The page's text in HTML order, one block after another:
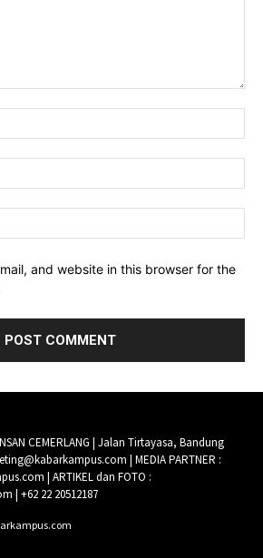
and website in this browser for the
CEMERLANG | Jalan Tirtayasa, Bandung
| MEDIA PARTNER :
| ARTIKEL dan FOTO :
| +62 22 20512187